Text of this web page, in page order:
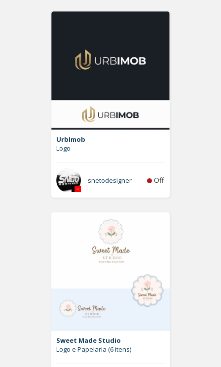
UrbImob
Logo
snetodesigner Off
Sweet Made Studio
Logo e Papelaria (6 itens)